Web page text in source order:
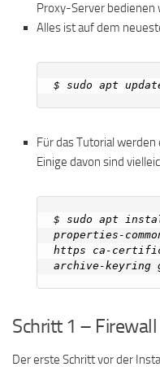
Proxy-Server bedienen
Alles ist auf dem
Für das Tutorial
Einige davon sind
$ sudo apt
properties-
https ca-
Schritt 1 –
Der erste Schritt vor der